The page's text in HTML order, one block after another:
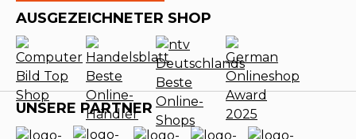
AUSGEZEICHNETER SHOP
UNSERE PARTNER